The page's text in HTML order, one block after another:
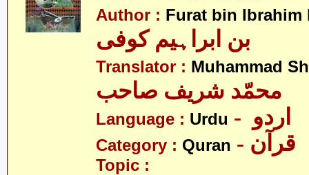
Author : Furat bin Ibrahim
بن ابراہیم کوفی
Translator : Muhammad
محمّد شریف صاحب
Language : Urdu
Category : Quran - قرآن
Topic :